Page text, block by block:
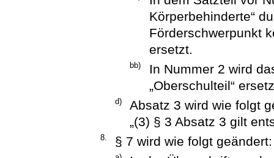
Körperbehinderte“
Förderschwerpunkt
ersetzt.
bb)
In Nummer 2 wird
„Oberschulteil“
d)
Absatz 3 wird wie folgt
„(3) § 3 Absatz 3 gilt
8. § 7 wird wie folgt geändert: